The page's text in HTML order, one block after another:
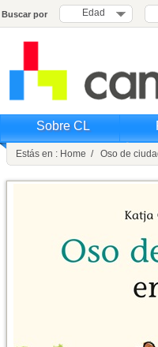
Buscar por Edad
Sobre CL
Estás en : Home / Oso de